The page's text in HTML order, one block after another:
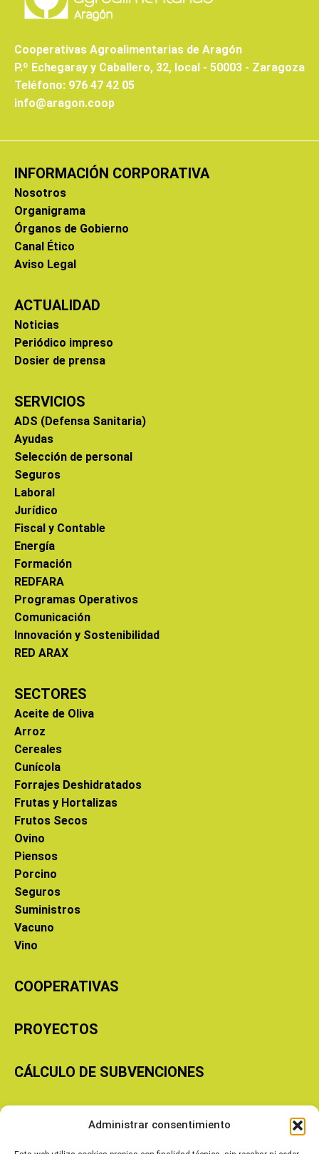
Administrar consentimiento
Cooperativas Agroalimentarias de Aragón
P.º Echegaray y Caballero, 32, local - 50003 - Zaragoza
Teléfono: 976 47 42 05
info@aragon.coop
INFORMACIÓN CORPORATIVA
Nosotros
Organigrama
Órganos de Gobierno
Canal Ético
Aviso Legal
ACTUALIDAD
Noticias
Periódico impreso
Dosier de prensa
SERVICIOS
ADS (Defensa Sanitaria)
Ayudas
Selección de personal
Seguros
Laboral
Jurídico
Fiscal y Contable
Energía
Formación
REDFARA
Programas Operativos
Comunicación
Innovación y Sostenibilidad
RED ARAX
SECTORES
Aceite de Oliva
Arroz
Cereales
Cunícola
Forrajes Deshidratados
Frutas y Hortalizas
Frutos Secos
Ovino
Piensos
Porcino
Seguros
Suministros
Vacuno
Vino
COOPERATIVAS
PROYECTOS
CÁLCULO DE SUBVENCIONES